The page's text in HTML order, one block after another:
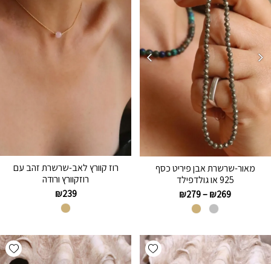
מאור-שרשרת אבן פיריט כסף
925 או גולדפילד
₪269
–
₪279
רוז קוורץ לאב-שרשרת זהב עם
רוזקוורץ ורודה
₪239
Add wishlist